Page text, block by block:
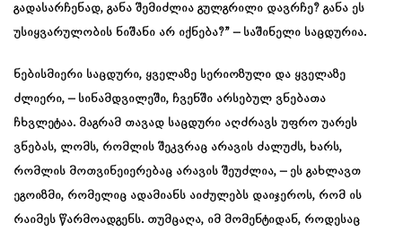
გადასარჩენად, განა შემიძლია გულგრილი დავრჩე? განა ეს
უსიყვარულობის ნიშანი არ იქნება?” – საშინელი საცდურია.
ნებისმიერი საცდური, ყველაზე სერიოზული და ყველაზე
ძლიერი, – სინამდვილეში, ჩვენში არსებულ ვნებათა
ჩხვლეტაა. მაგრამ თავად საცდური აღძრავს უფრო უარეს
ვნებას, ლომს, რომლის შეკვრაც არავის ძალუძს, ხარს,
რომლის მოთვინეიერებაც არავის შეუძლია, – ეს გახლავთ
ეგოიზმი, რომელიც ადამიანს აიძულებს დაიჯეროს, რომ ის
რაიმეს წარმოადგენს. თუმცაღა, იმ მომენტიდან, როდესაც